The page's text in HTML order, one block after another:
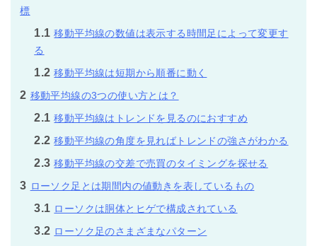
標
1.1 移動平均線の数値は表示する時間足によって変更す
る
1.2 移動平均線は短期から順番に動く
2 移動平均線の3つの使い方とは？
2.1 移動平均線はトレンドを見るのにおすすめ
2.2 移動平均線の角度を見ればトレンドの強さがわかる
2.3 移動平均線の交差で売買のタイミングを探せる
3 ローソク足とは期間内の値動きを表しているもの
3.1 ローソクは胴体とヒゲで構成されている
3.2 ローソク足のさまざまなパターン